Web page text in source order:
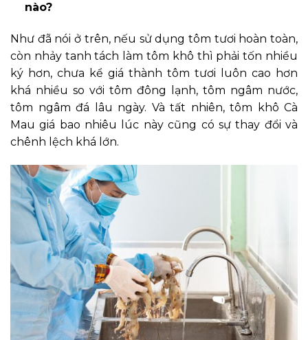
nào?
Như đã nói ở trên, nếu sử dụng tôm tươi hoàn toàn,
còn nhảy tanh tách làm tôm khô thì phải tốn nhiều
ký hơn, chưa kể giá thành tôm tươi luôn cao hơn
khá nhiều so với tôm đông lạnh, tôm ngâm nước,
tôm ngâm đá lâu ngày. Và tất nhiên, tôm khô Cà
Mau giá bao nhiêu lúc này cũng có sự thay đổi và
chênh lệch khá lớn.